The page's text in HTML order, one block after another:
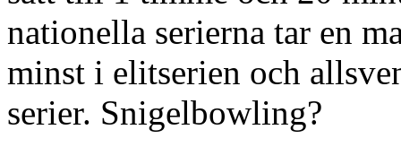
nationella serierna tar en
minst i elitserien och
serier. Snigelbowling?